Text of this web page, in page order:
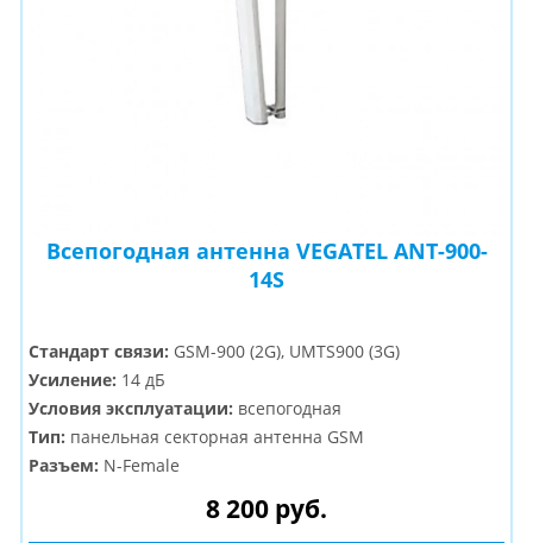
Всепогодная антенна VEGATEL ANT-900-
14S
Стандарт связи: GSM-900 (2G), UMTS900 (3G)
Усиление: 14 дБ
Условия эксплуатации: всепогодная
Тип: панельная секторная антенна GSM
Разъем: N-Female
8 200 руб.